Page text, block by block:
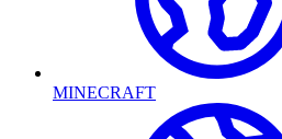
MINECRAFT